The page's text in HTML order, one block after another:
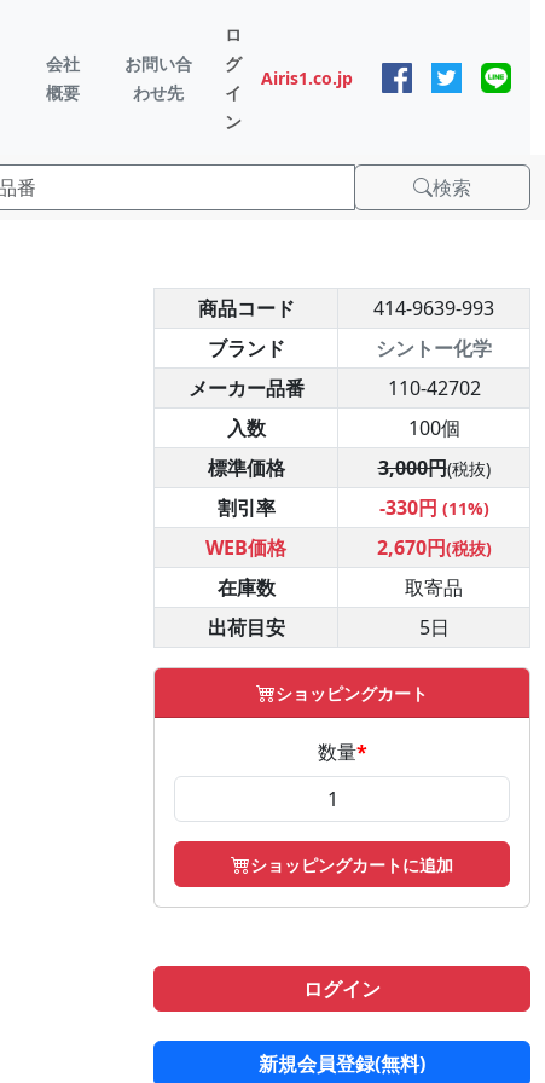
会社
概要
お問い合
わせ先
ロ
グ
イ
ン
Airis1.co.jp
検索
商品コード
414-9639-993
ブランド
シントー化学
メーカー品番
110-42702
入数
100個
標準価格
3,000円(税抜)
割引率 -330円 (11%)
WEB価格 2,670円(税抜)
在庫数
取寄品
出荷目安
5日
ショッピングカート
数量*
ショッピングカートに追加
ログイン
新規会員登録(無料)